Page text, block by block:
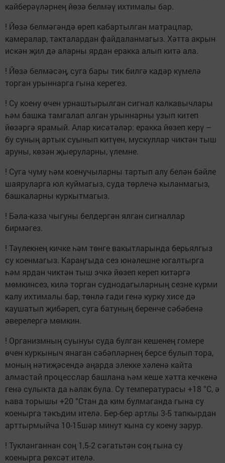
кайберәүләрнең йөзә белмәү ихтималы бар.
! Йөзә белмәгәндә өреп кабартылган матрац­лар,
камералар, такталардан файдаланмагыз. Хәтта акрын
искән җил дә аларны ярдан еракка алып китә ала.
! Йөзә белмәсәң, суга бары тик билгә кадәр күмелә
торган урыннарга гына керегез.
! Су коену өчен урнаштырылган сигнал калкавычлары
һәм башка тамгалап алган урыннарны узып китеп
йөзәргә ярамый. Алар кисәтәләр: еракка йөзеп керү –
бу суның артык суынып китүен, мускуллар чиктән тыш
аруны, көзән җыеруларны, үлемне.
! Суга чуму һәм коенучыларны тартып алу белән бәйле
шаяруларга юл куймагыз, суда төрлечә кыланмагыз,
башкаларны куркытмагыз.
! Бәла-каза чыгуны белдергән ялган сигналлар
бирмәгез.
! Тәүлекнең кичке һәм төнге вакытларында берьялгыз
су коенмагыз. Караңгыда сез юнәлешне югалтырга
һәм ярдан чиктән тыш эчкә йөзеп кереп китәргә
мөмкинсез, килә торган суднодагыларның сезне күрми
калу ихтималы бар, төнлә гади генә курку хисе дә
каушатып җибәреп, суга батуның беренче сәбәбенә
әверелергә мөмкин.
! Организмның суынуы суда булган кешенең гомере
өчен куркыныч янаган сәбәпләрнең берсе булып тора,
моның нәтиҗәсендә аңарда элекке хәленә кайта
алмастай процесслар башлана һәм кеше хәтта кечкенә
генә сулыкта да һәлак була. Су температурасы +18 °С, ә
һава торышы +20 °Стан да ким булмаганда гына су
коенырга тәкъдим ителә. Бер-бер артлы 3-5 тапкырдан
арттырмыйча 10-15шәр минут кына су коену зарур.
! Тукланганнан соң 1,5-2 сәгатьтән соң гына су
коенырга рөхсәт ителә.